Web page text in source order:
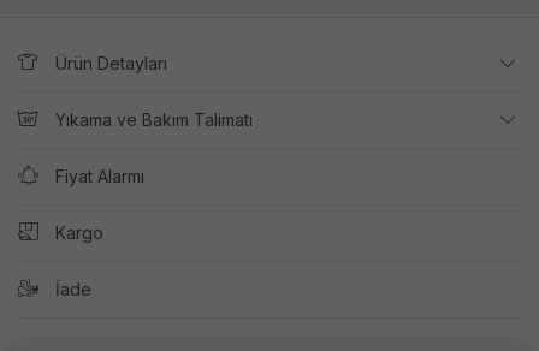
Ürün Detayları
Yıkama ve Bakım Talimatı
Fiyat Alarmı
Kargo
İade